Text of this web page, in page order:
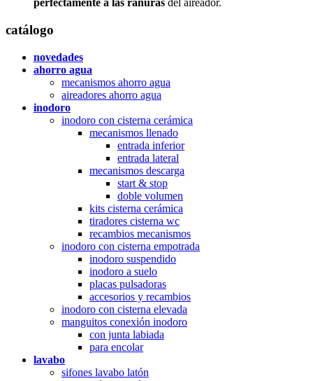
perfectamente a las ranuras del aireador.
catálogo
novedades
ahorro agua
mecanismos ahorro agua
aireadores ahorro agua
inodoro
inodoro con cisterna cerámica
mecanismos llenado
entrada inferior
entrada lateral
mecanismos descarga
start & stop
doble volumen
kits cisterna cerámica
tiradores cisterna wc
recambios mecanismos
inodoro con cisterna empotrada
inodoro suspendido
inodoro a suelo
placas pulsadoras
accesorios y recambios
inodoro con cisterna elevada
manguitos conexión inodoro
con junta labiada
para encolar
lavabo
sifones lavabo latón